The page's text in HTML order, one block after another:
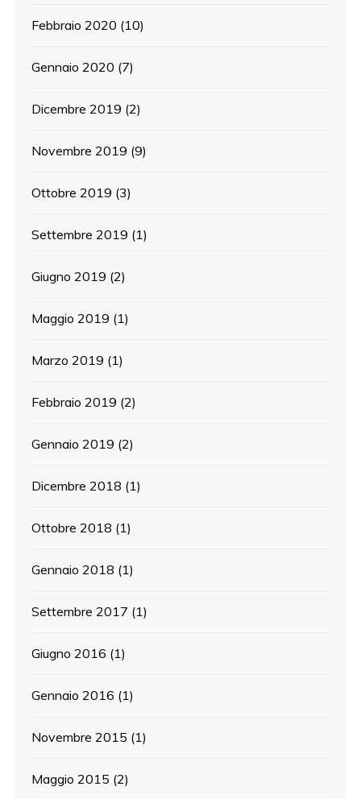
Febbraio 2020 (10)
Gennaio 2020 (7)
Dicembre 2019 (2)
Novembre 2019 (9)
Ottobre 2019 (3)
Settembre 2019 (1)
Giugno 2019 (2)
Maggio 2019 (1)
Marzo 2019 (1)
Febbraio 2019 (2)
Gennaio 2019 (2)
Dicembre 2018 (1)
Ottobre 2018 (1)
Gennaio 2018 (1)
Settembre 2017 (1)
Giugno 2016 (1)
Gennaio 2016 (1)
Novembre 2015 (1)
Maggio 2015 (2)